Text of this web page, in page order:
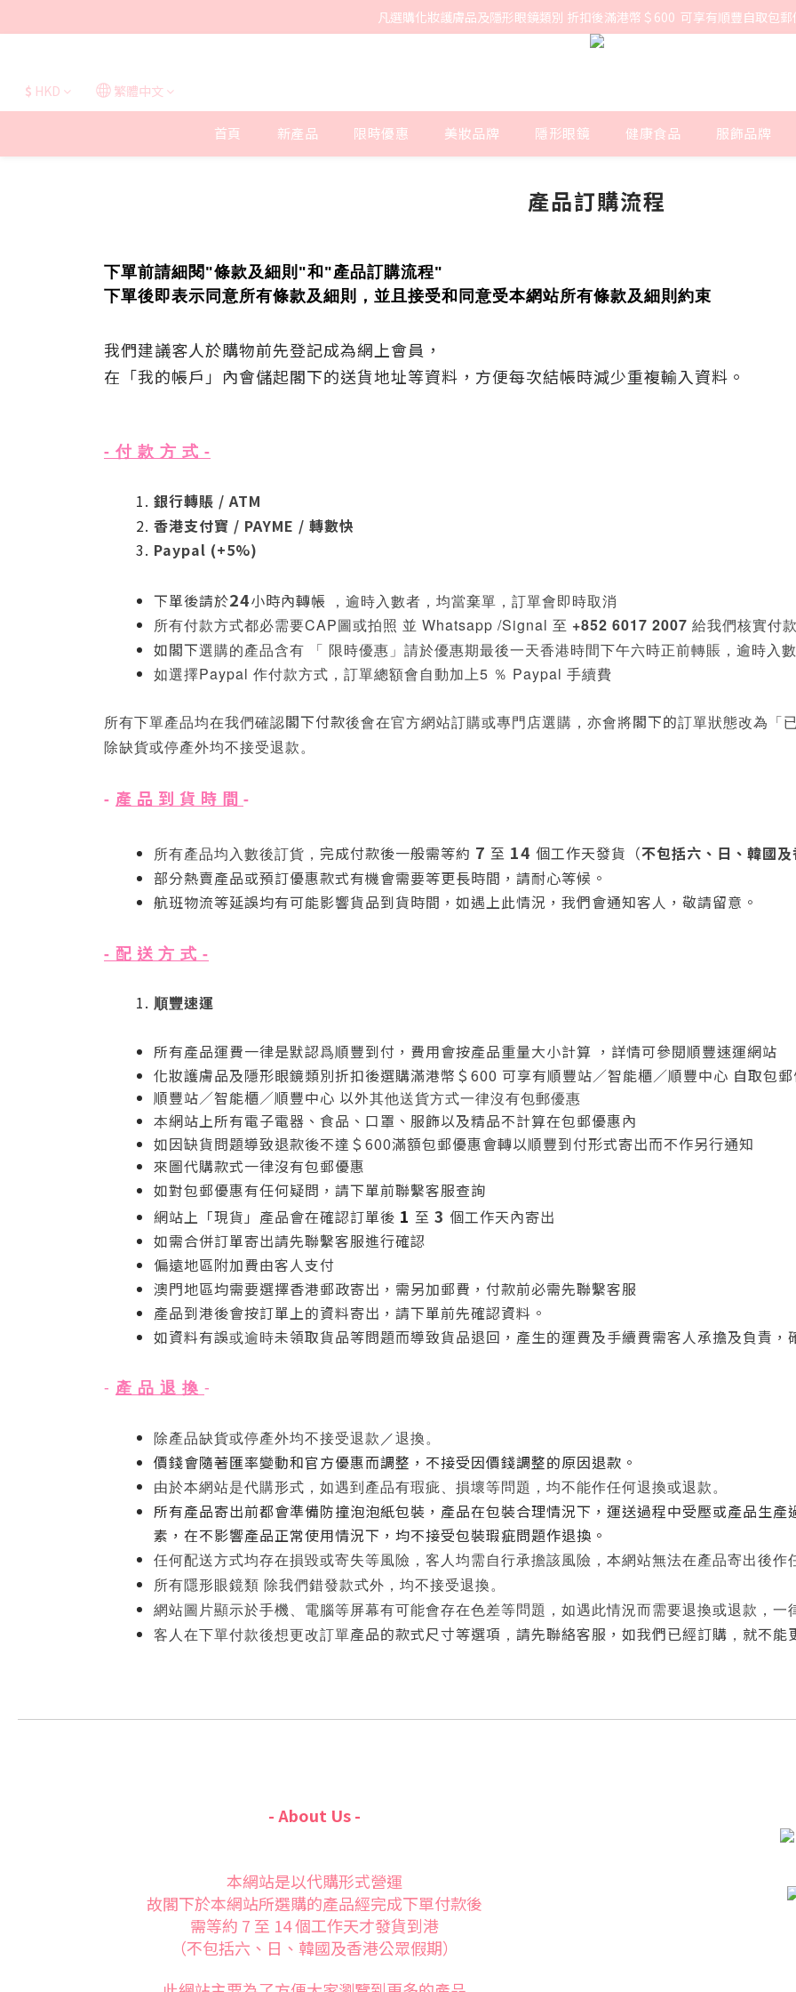
凡選購化妝護膚品及隱形眼鏡類別 折扣後滿港幣＄600  可享有順豐自取包郵
$ HKD 繁體中文
首頁 新產品 限時優惠 美妝品牌 隱形眼鏡 健康食品 服飾品牌
產品訂購流程
下單前請細閱"條款及細則"和"產品訂購流程"
下單後即表示同意所有條款及細則，並且接受和同意受本網站所有條款及細則約束
我們建議客人於購物前先登記成為網上會員，
在「我的帳戶」內會儲起閣下的送貨地址等資料，方便每次結帳時減少重複輸入資料。
- 付 款 方 式 -
銀行轉賬 / ATM
香港支付寶 / PAYME / 轉數快
Paypal (+5%)
下單後請於24小時內轉帳 ，逾時入數者，均當棄單 ，訂單會即時取消
所有付款方式都必需要CAP圖或拍照 並 Whatsapp /Signal 至 +852 6017 2007 給我們核實付款
如閣下選購的產品含有 「 限時優惠」 請於優惠期最後一天香港時間下午六時正前轉賬，逾時入
如選擇Paypal 作付款方式，訂單總額會自動加上5 ％ Paypal 手續費
所有下單產品均在我們確認閣下付款後會在官方網站訂購或專門店選購，亦會將閣下的訂單狀態改為 「
除缺貨或停產外均不接受退款。
- 產 品 到 貨 時 間 -
所有產品均入數後訂貨， 完成付款後一般需等約 7 至 14 個工作天發貨 （不包括六、日、 韓國
部分熱賣產品或預訂優惠款式有機會需要等更長時間，請耐心等候。
航班物流等延誤均有可能影響貨品到貨時間，如遇上此情況，我們會通知客人，敬請留意。
- 配 送 方 式 -
順豐速運
所有產品運費一律是默認爲順豐到付，費用會按產品重量大小計算 ，詳情可參閱順豐速運網站
化妝護膚品及隱形眼鏡類別折扣後選購滿港幣＄600 可享有順豐站／智能櫃／順豐中心 自取包郵
順豐站／智能櫃／順豐中心 以外其他送貨方式一律沒有包郵優惠
本網站上所有電子電器、食品、口罩 、服飾以及精品不計算在包郵優惠內
如因缺貨問題導致退款後不達＄600滿額包郵優惠會轉以順豐到付形式寄出而不作另行通知
來圖代購款式一律沒有包郵優惠
如對包郵優惠有任何疑問，請下單前聯繫客服查詢
網站上「現貨」產品會在確認訂單後 1 至 3 個工作天內寄出
如需合併訂單寄出請先聯繫客服進行確認
偏遠地區附加費由客人支付
澳門地區均需要選擇香港郵政寄出，需另加郵費，付款前必需先聯繫客服
產品到港後會按訂單上的資料寄出，請下單前先確認資料。
如資料有誤或逾時未領取貨品等問題而導致貨品退回，產生的運費及手續費需客人承擔及負責，
- 產 品 退 換 -
除產品缺貨或停產外均不接受退款／退換。
價錢會隨著匯率變動和官方優惠而調整，不接受因價錢調整的原因退款。
由於本網站是代購形式，如遇到產品有瑕疵、損壞等問題，均不能作任何退換或退款。
所有產品寄出前都會準備防撞泡泡紙包裝， 產品在包裝合理情況下，運送過程中受壓或產品生
素，在不影響產品正常使用情況下，均不接受包裝瑕疵問題作退換。
任何配送方式均存在損毀或寄失等風險， 客人均需自行承擔該風險，本網站無法在產品寄出後作
所有隱形眼鏡類 除我們錯發款式外，均不接受退換。
網站圖片顯示於手機、電腦等屏幕有可能會存在色差等問題，如遇此情況而需要退換或退款，一
客人在下單付款後想更改訂單產品的款式尺寸等選項 ， 請先聯絡客服，如我們已經訂購 ， 就不能
- About Us -
本網站是以代購形式營運
故閣下於本網站所選購的產品經完成下單付款後
需等約 7 至 14 個工作天才發貨到港
（不包括六、日、韓國及香港公眾假期）